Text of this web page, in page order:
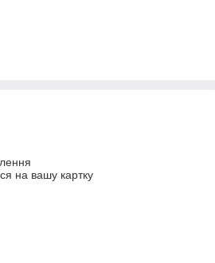
на вашу картку